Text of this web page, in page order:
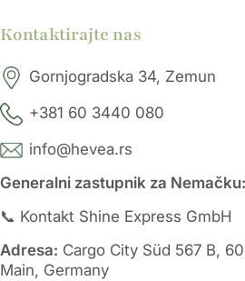
Kontaktirajte nas
Gornjogradska 34, Zemun
+381 60 3440 080
info@hevea.rs
Generalni zastupnik za Nemačku:
📞 Kontakt Shine Express GmbH
Adresa: Cargo City Süd 567 B,
Main, Germany